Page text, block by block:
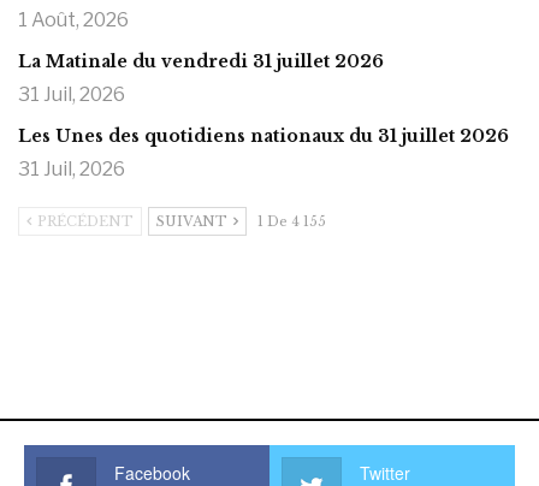
1 Août, 2026
La Matinale du vendredi 31 juillet 2026
31 Juil, 2026
Les Unes des quotidiens nationaux du 31 juillet 2026
31 Juil, 2026
PRÉCÉDENT SUIVANT 1 De 4 155
Facebook Twitter